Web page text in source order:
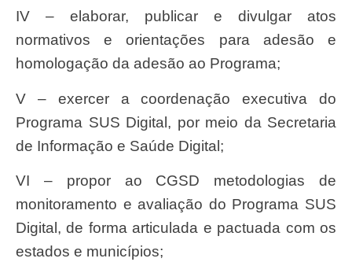
IV – elaborar, publicar e divulgar atos
normativos e orientações para adesão e
homologação da adesão ao Programa;
V – exercer a coordenação executiva do
Programa SUS Digital, por meio da Secretaria
de Informação e Saúde Digital;
VI – propor ao CGSD metodologias de
monitoramento e avaliação do Programa SUS
Digital, de forma articulada e pactuada com os
estados e municípios;